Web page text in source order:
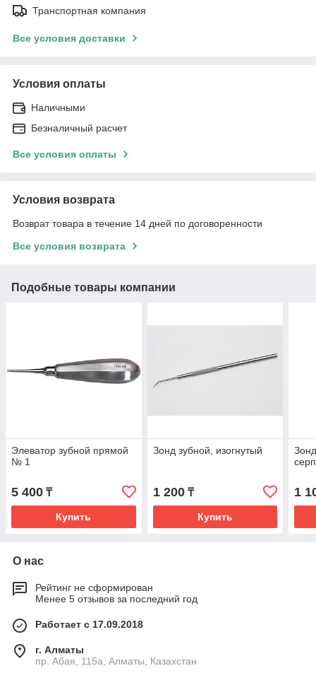
Транспортная компания
Все условия доставки
Условия оплаты
Наличными
Безналичный расчет
Все условия оплаты
Условия возврата
Возврат товара в течение 14 дней по договоренности
Все условия возврата
Подобные товары компании
Элеватор зубной прямой
№ 1
5 400 ₸
Купить
Зонд зубной, изогнутый
1 200₸
Купить
1
О нас
Рейтинг не сформирован
Менее 5 отзывов за последний год
Работает с 17.09.2018
г. Алматы
пр. Абая, 115а, Алматы, Казахстан